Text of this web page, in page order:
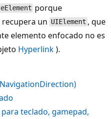
porque
recupera un UIElement , que
elemento enfocado no es
Hyperlink).
teclado, gamepad,